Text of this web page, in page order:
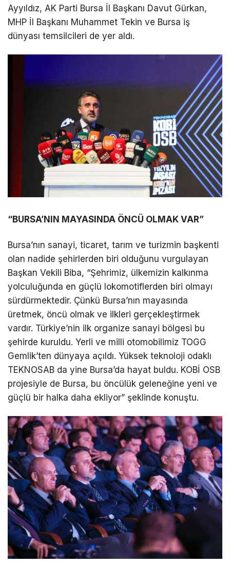
Ayyıldız, AK Parti Bursa İl Başkanı Davut Gürkan,
MHP İl Başkanı Muhammet Tekin ve Bursa iş
dünyası temsilcileri de yer aldı.
“BURSA’NIN MAYASINDA ÖNCÜ OLMAK VAR”
Bursa’nın sanayi, ticaret, tarım ve turizmin başkenti
olan nadide şehirlerden biri olduğunu vurgulayan
Başkan Vekili Biba, “Şehrimiz, ülkemizin kalkınma
yolculuğunda en güçlü lokomotiflerden biri olmayı
sürdürmektedir. Çünkü Bursa’nın mayasında
üretmek, öncü olmak ve ilkleri gerçekleştirmek
vardır. Türkiye’nin ilk organize sanayi bölgesi bu
şehirde kuruldu. Yerli ve milli otomobilimiz TOGG
Gemlik’ten dünyaya açıldı. Yüksek teknoloji odaklı
TEKNOSAB da yine Bursa’da hayat buldu. KOBİ OSB
projesiyle de Bursa, bu öncülük geleneğine yeni ve
güçlü bir halka daha ekliyor” şeklinde konuştu.